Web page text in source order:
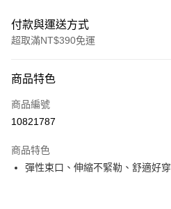
付款與運送方式
超取滿NT$390免運
POYA支付
信用卡一次付款
LINE Pay
商品特色
商品編號
10821787
商品特色
彈性束口、伸縮不緊勒、舒適好穿